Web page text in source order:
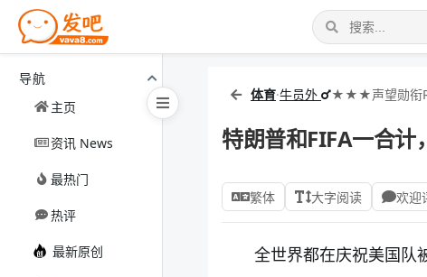
导航
主页
资讯 News
最热门
热评
最新原创
体育·牛员外 ★★★声望勋
特朗普和FIFA一合计
繁体 大字阅读 欢迎
全世界都在庆祝美国队